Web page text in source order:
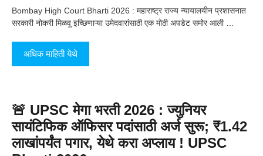
Bombay High Court Bharti 2026 : महाराष्ट्र राज्य न्यायालयीन प्रशासनात
सरकारी नोकरी मिळवू इच्छिणाऱ्या उमेदवारांसाठी एक मोठी अपडेट समोर आली …
अधिक माहिती येथे
🚨 UPSC मेगा भरती 2026 : ज्युनियर
सायंटिफिक ऑफिसर पदांसाठी अर्ज सुरू; ₹1.42
लाखांपर्यंत पगार, येथे करा अप्लाय ! UPSC